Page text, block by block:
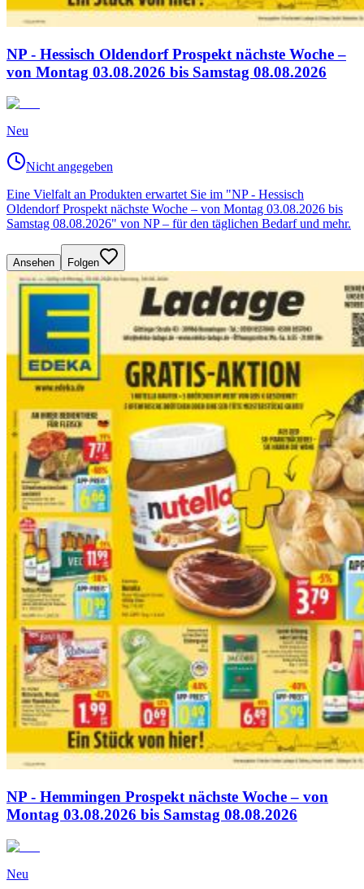
NP - Hessisch Oldendorf Prospekt nächste Woche –
von Montag 03.08.2026 bis Samstag 08.08.2026
Neu
Nicht angegeben
Eine Vielfalt an Produkten erwartet Sie im "NP - Hessisch
Oldendorf Prospekt nächste Woche – von Montag 03.08.2026 bis
Samstag 08.08.2026" von NP – für den täglichen Bedarf und mehr.
Ansehen Folgen
NP - Hemmingen Prospekt nächste Woche – von
Montag 03.08.2026 bis Samstag 08.08.2026
Neu